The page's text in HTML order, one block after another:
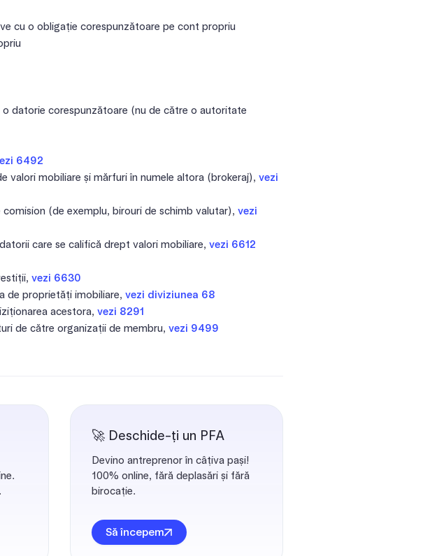
cu o obligație corespunzătoare pe cont propriu
datorie corespunzătoare (nu de către o autoritate
6492
valori mobiliare și mărfuri în numele altora (brokeraj), vezi
(de exemplu, birouri de schimb valutar), vezi
care se califică drept valori mobiliare, vezi 6612
vezi 6630
de proprietăți imobiliare, vezi diviziunea 68
acestora, vezi 8291
de către organizații de membru, vezi 9499
🚀 Deschide-ți un PFA
Devino antreprenor în câțiva pași!
100% online, fără deplasări și fără
birocație.
Să începem